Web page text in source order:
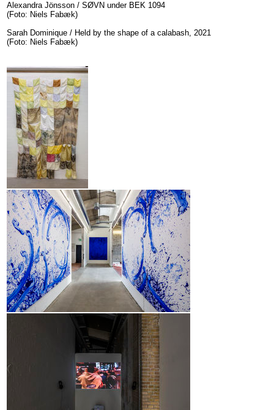
Alexandra Jönsson / SØVN under BEK 1094
(Foto: Niels Fabæk)
Sarah Dominique / Held by the shape of a calabash, 2021
(Foto: Niels Fabæk)